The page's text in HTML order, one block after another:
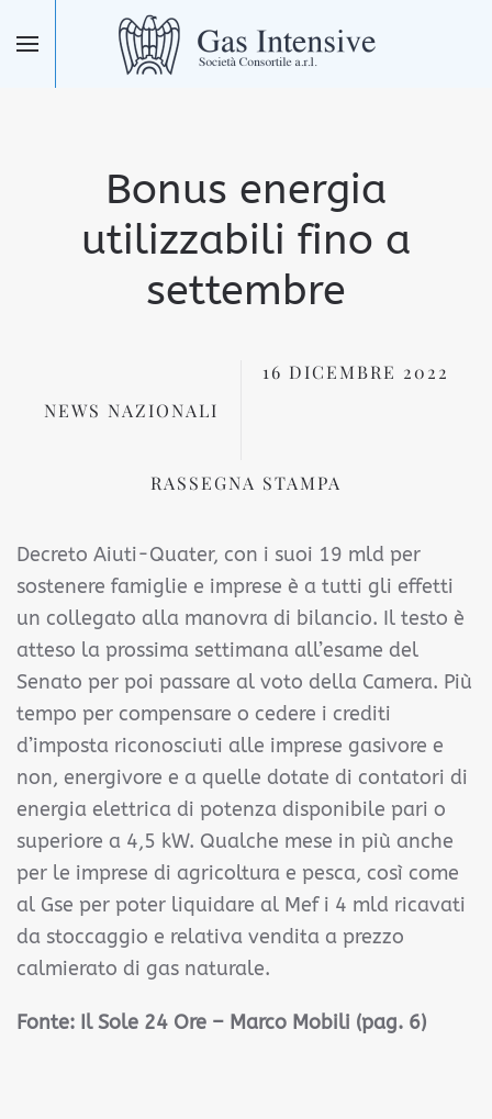
Skip to main content
Bonus energia
utilizzabili fino a
settembre
NEWS NAZIONALI
16 DICEMBRE 2022
RASSEGNA STAMPA
Decreto Aiuti-Quater, con i suoi 19 mld per
sostenere famiglie e imprese è a tutti gli effetti
un collegato alla manovra di bilancio. Il testo è
atteso la prossima settimana all’esame del
Senato per poi passare al voto della Camera. Più
tempo per compensare o cedere i crediti
d’imposta riconosciuti alle imprese gasivore e
non, energivore e a quelle dotate di contatori di
energia elettrica di potenza disponibile pari o
superiore a 4,5 kW. Qualche mese in più anche
per le imprese di agricoltura e pesca, così come
al Gse per poter liquidare al Mef i 4 mld ricavati
da stoccaggio e relativa vendita a prezzo
calmierato di gas naturale.
Fonte: Il Sole 24 Ore – Marco Mobili (pag. 6)